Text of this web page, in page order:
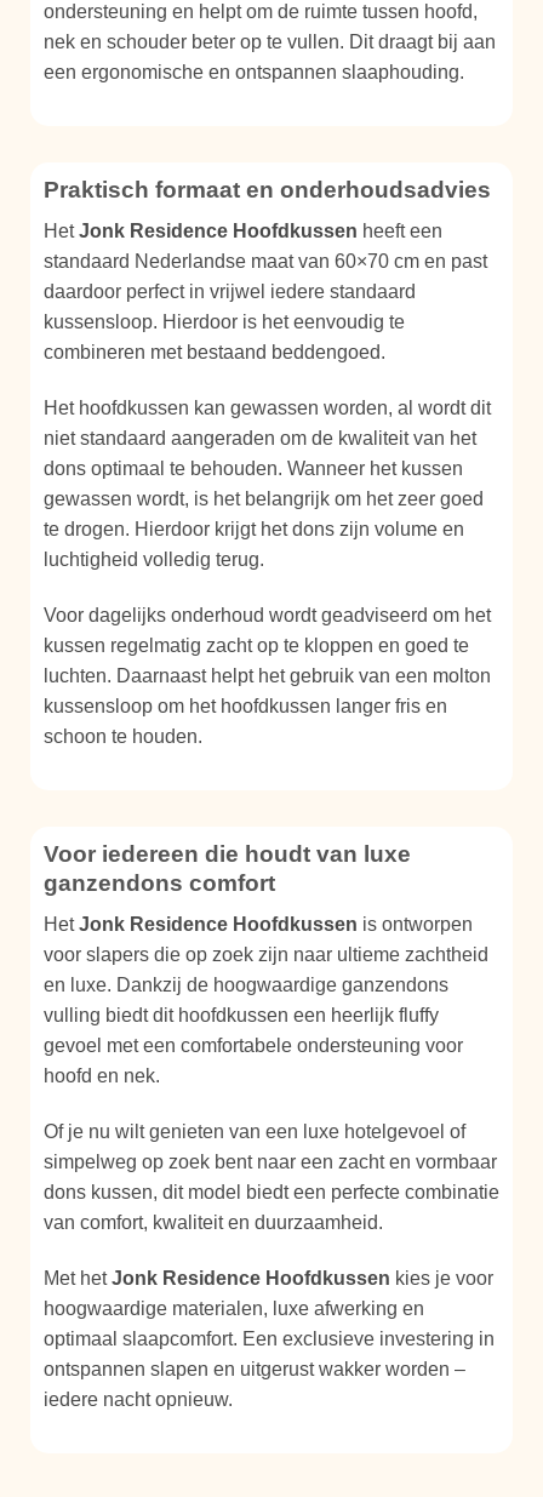
ondersteuning en helpt om de ruimte tussen hoofd,
nek en schouder beter op te vullen. Dit draagt bij aan
een ergonomische en ontspannen slaaphouding.
Praktisch formaat en onderhoudsadvies
HetJonk Residence Hoofdkussen heeft een
standaard Nederlandse maat van 60×70 cm en past
daardoor perfect in vrijwel iedere standaard
kussensloop. Hierdoor is het eenvoudig te
combineren met bestaand beddengoed.
Het hoofdkussen kan gewassen worden, al wordt dit
niet standaard aangeraden om de kwaliteit van het
dons optimaal te behouden. Wanneer het kussen
gewassen wordt, is het belangrijk om het zeer goed
te drogen. Hierdoor krijgt het dons zijn volume en
luchtigheid volledig terug.
Voor dagelijks onderhoud wordt geadviseerd om het
kussen regelmatig zacht op te kloppen en goed te
luchten. Daarnaast helpt het gebruik van een molton
kussensloop om het hoofdkussen langer fris en
schoon te houden.
Voor iedereen die houdt van luxe
ganzendons comfort
HetJonk Residence Hoofdkussen is ontworpen
voor slapers die op zoek zijn naar ultieme zachtheid
en luxe. Dankzij de hoogwaardige ganzendons
vulling biedt dit hoofdkussen een heerlijk fluffy
gevoel met een comfortabele ondersteuning voor
hoofd en nek.
Of je nu wilt genieten van een luxe hotelgevoel of
simpelweg op zoek bent naar een zacht en vormbaar
dons kussen, dit model biedt een perfecte combinatie
van comfort, kwaliteit en duurzaamheid.
Met hetJonk Residence Hoofdkussen kies je voor
hoogwaardige materialen, luxe afwerking en
optimaal slaapcomfort. Een exclusieve investering in
ontspannen slapen en uitgerust wakker worden –
iedere nacht opnieuw.